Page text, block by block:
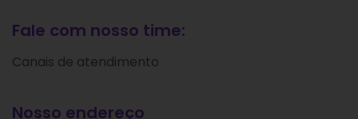
Fale com nosso time:
Canais de atendimento
Nosso endereço